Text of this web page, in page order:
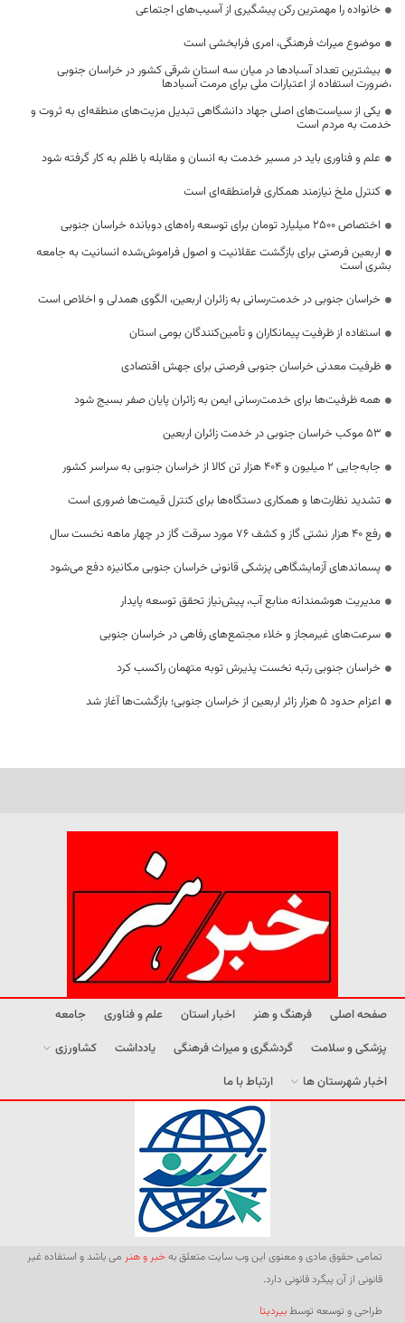
خانواده را مهمترین رکن پیشگیری از آسیب‌های اجتماعی
موضوع میراث فرهنگی، امری فرابخشی است
بیشترین تعداد آسبادها در میان سه استان شرقی کشور در خراسان جنوبی
،ضرورت استفاده از اعتبارات ملی برای مرمت آسبادها
یکی از سیاست‌های اصلی جهاد دانشگاهی تبدیل مزیت‌های منطقه‌ای به ثروت و
خدمت به مردم است
علم و فناوری باید در مسیر خدمت به انسان و مقابله با ظلم به کار گرفته شود
کنترل ملخ نیازمند همکاری فرامنطقه‌ای است
اختصاص 2500 میلیارد تومان برای توسعه راه‌های دوبانده خراسان جنوبی
اربعین فرصتی برای بازگشت عقلانیت و اصول فراموش‌شده انسانیت به جامعه
بشری است
خراسان جنوبی در خدمت‌رسانی به زائران اربعین، الگوی همدلی و اخلاص است
استفاده از ظرفیت پیمانکاران و تأمین‌کنندگان بومی استان
ظرفیت معدنی خراسان جنوبی فرصتی برای جهش اقتصادی
همه ظرفیت‌ها برای خدمت‌رسانی ایمن به زائران پایان صفر بسیج شود
53 موکب خراسان جنوبی در خدمت زائران اربعین
جابه‌جایی 2 میلیون و 404 هزار تن کالا از خراسان جنوبی به سراسر کشور
تشدید نظارت‌ها و همکاری دستگاه‌ها برای کنترل قیمت‌ها ضروری است
رفع 40 هزار نشتی گاز و کشف 76 مورد سرقت گاز در چهار ماهه نخست سال
پسماندهای آزمایشگاهی پزشکی قانونی خراسان جنوبی مکانیزه دفع می‌شود
مدیریت هوشمندانه منابع آب، پیش‌نیاز تحقق توسعه پایدار
سرعت‌های غیرمجاز و خلاء مجتمع‌های رفاهی در خراسان جنوبی
خراسان جنوبی رتبه نخست پذیرش توبه متهمان راکسب کرد
اعزام حدود 5 هزار زائر اربعین از خراسان جنوبی؛ بازگشت‌ها آغاز شد
صفحه اصلی فرهنگ و هنر اخبار استان علم و فناوری
جامعه
پزشکی و سلامت
گردشگری و میراث فرهنگی یادداشت
کشاورزی
اخبار شهرستان ها
ارتباط با ما
تمامی حقوق مادی و معنوی این وب سایت متعلق بهخبر و هنر می باشد و استفاده غیر
قانونی از آن پیگرد قانونی دارد.
طراحی و توسعه توسطبیردیتا